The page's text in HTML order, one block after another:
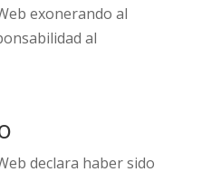
exonerando al
al
declara haber sido